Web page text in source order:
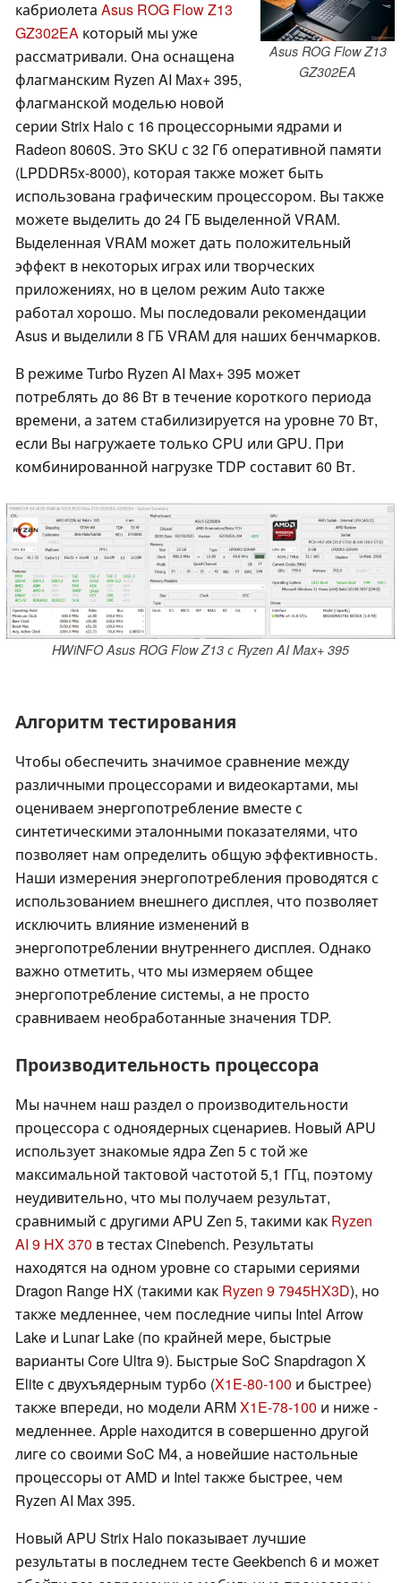
Asus ROG Flow Z13
GZ302EA
кабриолета Asus ROG Flow Z13
GZ302EA который мы уже
рассматривали. Она оснащена
флагманским Ryzen AI Max+ 395,
флагманской моделью новой
серии Strix Halo с 16 процессорными ядрами и
Radeon 8060S. Это SKU с 32 Гб оперативной памяти
(LPDDR5x-8000), которая также может быть
использована графическим процессором. Вы также
можете выделить до 24 ГБ выделенной VRAM.
Выделенная VRAM может дать положительный
эффект в некоторых играх или творческих
приложениях, но в целом режим Auto также
работал хорошо. Мы последовали рекомендации
Asus и выделили 8 ГБ VRAM для наших бенчмарков.
В режиме Turbo Ryzen AI Max+ 395 может
потреблять до 86 Вт в течение короткого периода
времени, а затем стабилизируется на уровне 70 Вт,
если Вы нагружаете только CPU или GPU. При
комбинированной нагрузке TDP составит 60 Вт.
HWiNFO Asus ROG Flow Z13 с Ryzen AI Max+ 395
Алгоритм тестирования
Чтобы обеспечить значимое сравнение между
различными процессорами и видеокартами, мы
оцениваем энергопотребление вместе с
синтетическими эталонными показателями, что
позволяет нам определить общую эффективность.
Наши измерения энергопотребления проводятся с
использованием внешнего дисплея, что позволяет
исключить влияние изменений в
энергопотреблении внутреннего дисплея. Однако
важно отметить, что мы измеряем общее
энергопотребление системы, а не просто
сравниваем необработанные значения TDP.
Производительность процессора
Мы начнем наш раздел о производительности
процессора с одноядерных сценариев. Новый APU
использует знакомые ядра Zen 5 с той же
максимальной тактовой частотой 5,1 ГГц, поэтому
неудивительно, что мы получаем результат,
сравнимый с другими APU Zen 5, такими как Ryzen
AI 9 HX 370 в тестах Cinebench. Результаты
находятся на одном уровне со старыми сериями
Dragon Range HX (такими как Ryzen 9 7945HX3D), но
также медленнее, чем последние чипы Intel Arrow
Lake и Lunar Lake (по крайней мере, быстрые
варианты Core Ultra 9). Быстрые SoC Snapdragon X
Elite с двухъядерным турбо (X1E-80-100 и быстрее)
также впереди, но модели ARMX1E-78-100 и ниже -
медленнее. Apple находится в совершенно другой
лиге со своими SoC M4, а новейшие настольные
процессоры от AMD и Intel также быстрее, чем
Ryzen AI Max 395.
Новый APU Strix Halo показывает лучшие
результаты в последнем тесте Geekbench 6 и может